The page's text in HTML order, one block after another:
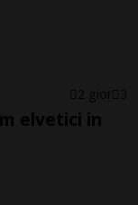
2 gior 3
elvetici in